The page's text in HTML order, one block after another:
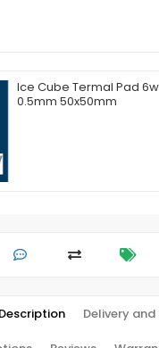
Ice Cube Termal Pad 6w
0.5mm 50x50mm
Delivery